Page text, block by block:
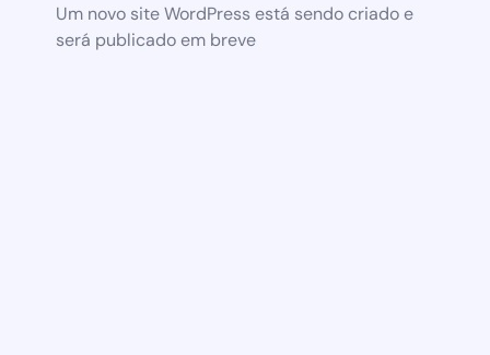
Um novo site WordPress está sendo criado e
será publicado em breve